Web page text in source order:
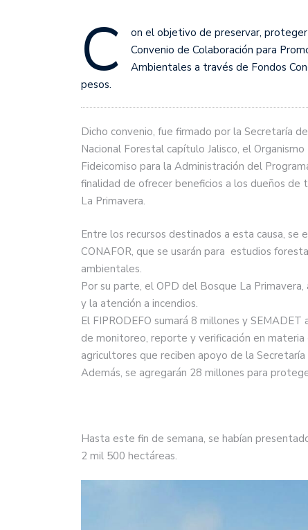
C
on el objetivo de preservar,
Convenio de Colaboración para
Ambientales a través de Fondos
pesos.
Dicho convenio, fue firmado por la Secretaría
Nacional Forestal capítulo Jalisco, el
Fideicomiso para la Administración del
finalidad de ofrecer beneficios a los dueños
La Primavera.
Entre los recursos destinados a esta causa, se
CONAFOR, que se usarán para estudios
ambientales.
Por su parte, el OPD del Bosque La
y la atención a incendios.
El FIPRODEFO sumará 8 millones y
de monitoreo, reporte y verificación en
agricultores que reciben apoyo de la
Además, se agregarán 28 millones para
Hasta este fin de semana, se habían
2 mil 500 hectáreas.